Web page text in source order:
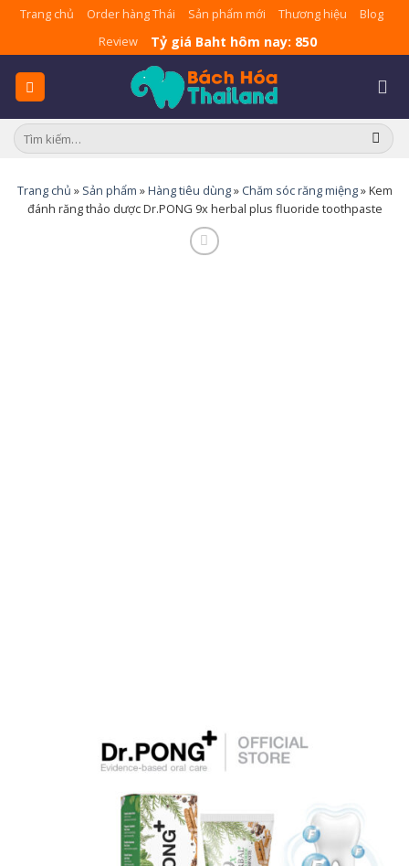
Skip
content
Trang chủ Order hàng Thái Sản phẩm mới Thương hiệu
Blog
Review
Tỷ giá Baht hôm nay: 850
Tìm
kiếm:
Trang chủ » Sản phẩm »Hàng tiêu dùng» Chăm sóc răng miệng»Kem
đánh răng thảo dược Dr.PONG 9x herbal plus fluoride toothpaste